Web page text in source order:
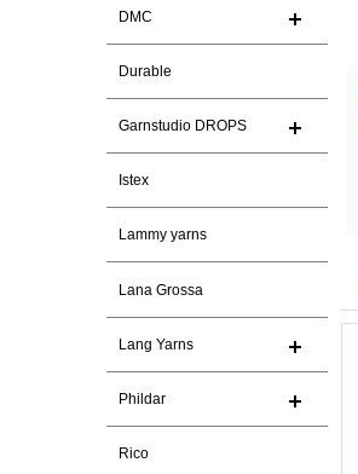
DMC
Durable
Garnstudio DROPS
Istex
Lammy yarns
Lana Grossa
Lang Yarns
Phildar
Rico